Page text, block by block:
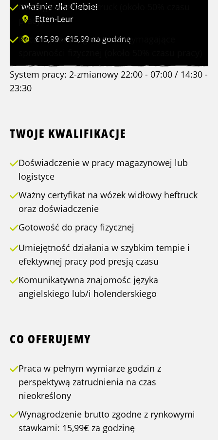
właśnie dla Ciebie!
Etten-Leur
€15,99 - €15,99 na godzinę
Obsługa wózka Heftruck (około 50% czasu
pracy)
Ręczne prace logistyczne, wymagające
System pracy: 2-zmianowy 22:00 - 07:00 / 14:30 -
23:30
TWOJE KWALIFIKACJE
Doświadczenie w pracy magazynowej lub
logistyce
Ważny certyfikat na wózek widłowy heftruck
oraz doświadczenie
Gotowość do pracy fizycznej
Umiejętność działania w szybkim tempie i
efektywnej pracy pod presją czasu
Komunikatywna znajomośc języka
angielskiego lub/i holenderskiego
CO OFERUJEMY
Praca w pełnym wymiarze godzin z
perspektywą zatrudnienia na czas
nieokreślony
Wynagrodzenie brutto zgodne z rynkowymi
stawkami: 15,99€ za godzinę